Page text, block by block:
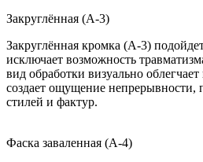
Закруглённая (A-3)
Закруглённая кромка (A-3)
исключает возможность
вид обработки визуально
создает ощущение непрерывности,
стилей и фактур.
Фаска заваленная (A-4)